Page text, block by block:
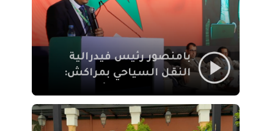
بامنصور رئيس فيدرالية
النقل السياحي بمراكش:
والاصلاح التشريعي
ركيزتان أساسيتان لكسب